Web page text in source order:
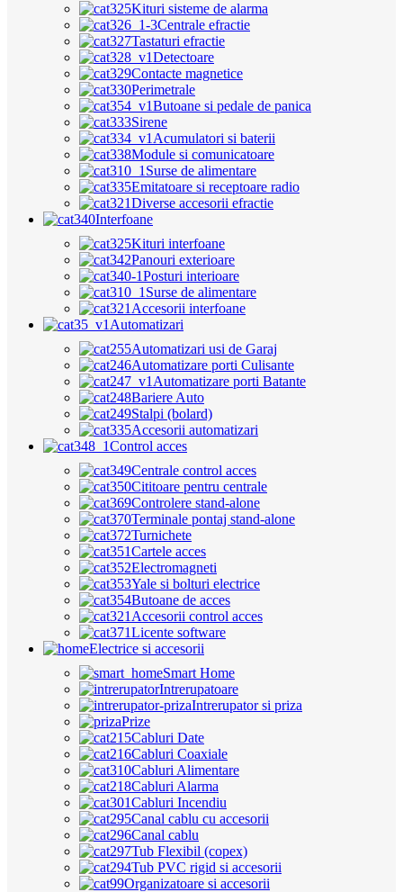
Kituri sisteme de alarma
Centrale efractie
Tastaturi efractie
Detectoare
Contacte magnetice
Perimetrale
Butoane si pedale de panica
Sirene
Acumulatori si baterii
Module si comunicatoare
Surse de alimentare
Emitatoare si receptoare radio
Diverse accesorii efractie
Interfoane
Kituri interfoane
Panouri exterioare
Posturi interioare
Surse de alimentare
Accesorii interfoane
Automatizari
Automatizari usi de Garaj
Automatizare porti Culisante
Automatizare porti Batante
Bariere Auto
Stalpi (bolard)
Accesorii automatizari
Control acces
Centrale control acces
Cititoare pentru centrale
Controlere stand-alone
Terminale pontaj stand-alone
Turnichete
Cartele acces
Electromagneti
Yale si bolturi electrice
Butoane de acces
Accesorii control acces
Licente software
Electrice si accesorii
Smart Home
Intrerupatoare
Intrerupator si priza
Prize
Cabluri Date
Cabluri Coaxiale
Cabluri Alimentare
Cabluri Alarma
Cabluri Incendiu
Canal cablu cu accesorii
Canal cablu
Tub Flexibil (copex)
Tub PVC rigid si accesorii
Organizatoare si accesorii